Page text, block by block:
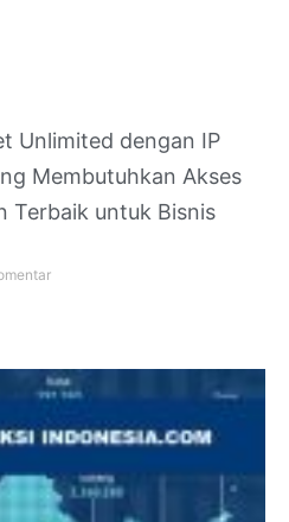
Unlimited dengan IP
Membutuhkan Akses
Terbaik untuk Bisnis